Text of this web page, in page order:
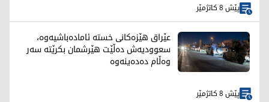
پێش 8 کاتژمێر
عێراق هێزەکانی خستە ئامادەباشیەوە،
سعوودیەش دەڵێت هێرشمان بکرێتە سەر
وەڵام دەدەینەوە
پێش 8 کاتژمێر